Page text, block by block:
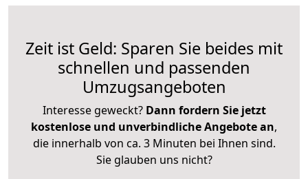
Zeit ist Geld: Sparen Sie beides mit
schnellen und passenden
Umzugsangeboten
Interesse geweckt? Dann fordern Sie jetzt
kostenlose und unverbindliche Angebote an,
die innerhalb von ca. 3 Minuten bei Ihnen sind.
Sie glauben uns nicht?